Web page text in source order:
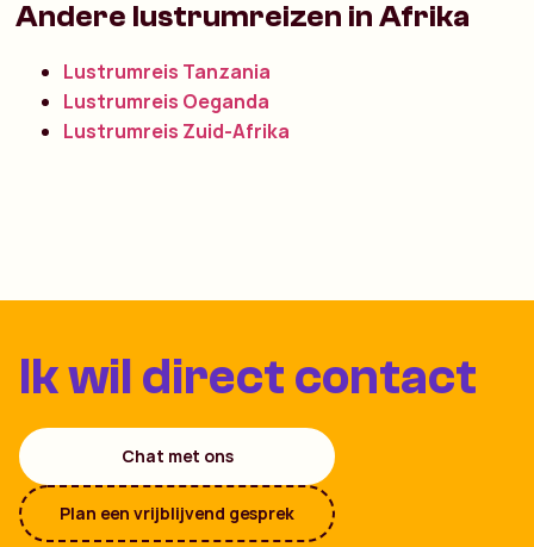
Andere lustrumreizen in Afrika
Lustrumreis Tanzania
Lustrumreis Oeganda
Lustrumreis Zuid-Afrika
Ik wil direct contact
Chat met ons
Plan een vrijblijvend gesprek